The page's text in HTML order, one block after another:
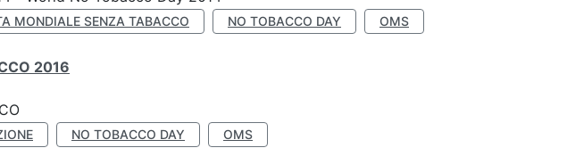
MONDIALE SENZA TABACCO NO TOBACCO DAY OMS
2016
NO TOBACCO DAY OMS